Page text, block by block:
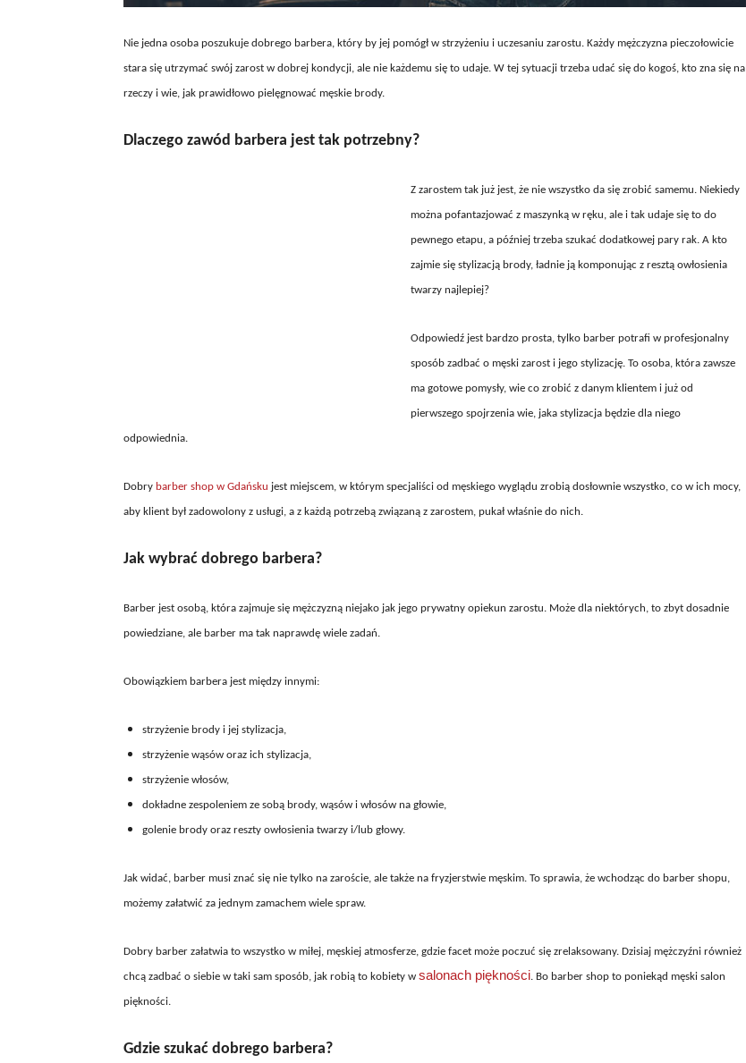
Nie jedna osoba poszukuje dobrego barbera, który by jej pomógł w strzyżeniu i uczesaniu zarostu. Każdy mężczyzna pieczołowicie
stara się utrzymać swój zarost w dobrej kondycji, ale nie każdemu się to udaje. W tej sytuacji trzeba udać się do kogoś, kto zna się na
rzeczy i wie, jak prawidłowo pielęgnować męskie brody.
Dlaczego zawód barbera jest tak potrzebny?
Z zarostem tak już jest, że nie wszystko da się zrobić samemu. Niekiedy
można pofantazjować z maszynką w ręku, ale i tak udaje się to do
pewnego etapu, a później trzeba szukać dodatkowej pary rak. A kto
zajmie się stylizacją brody, ładnie ją komponując z resztą owłosienia
twarzy najlepiej?
Odpowiedź jest bardzo prosta, tylko barber potrafi w profesjonalny
sposób zadbać o męski zarost i jego stylizację. To osoba, która zawsze
ma gotowe pomysły, wie co zrobić z danym klientem i już od
pierwszego spojrzenia wie, jaka stylizacja będzie dla niego
odpowiednia.
Dobry barber shop w Gdańsku jest miejscem, w którym specjaliści od męskiego wyglądu zrobią dosłownie wszystko, co w ich mocy,
aby klient był zadowolony z usługi, a z każdą potrzebą związaną z zarostem, pukał właśnie do nich.
Jak wybrać dobrego barbera?
Barber jest osobą, która zajmuje się mężczyzną niejako jak jego prywatny opiekun zarostu. Może dla niektórych, to zbyt dosadnie
powiedziane, ale barber ma tak naprawdę wiele zadań.
Obowiązkiem barbera jest między innymi:
strzyżenie brody i jej stylizacja,
strzyżenie wąsów oraz ich stylizacja,
strzyżenie włosów,
dokładne zespoleniem ze sobą brody, wąsów i włosów na głowie,
golenie brody oraz reszty owłosienia twarzy i/lub głowy.
Jak widać, barber musi znać się nie tylko na zaroście, ale także na fryzjerstwie męskim. To sprawia, że wchodząc do barber shopu,
możemy załatwić za jednym zamachem wiele spraw.
Dobry barber załatwia to wszystko w miłej, męskiej atmosferze, gdzie facet może poczuć się zrelaksowany. Dzisiaj mężczyźni również
chcą zadbać o siebie w taki sam sposób, jak robią to kobiety w salonach piękności. Bo barber shop to poniekąd męski salon
piękności.
Gdzie szukać dobrego barbera?